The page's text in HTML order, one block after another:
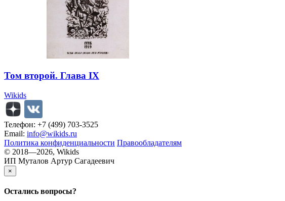
Том второй. Глава IX
Wikids
Телефон: +7 (499) 703-3525
Email: info@wikids.ru
Политика конфиденциальности Правообладателям
© 2018—2026, Wikids
ИП Муталов Артур Сагадеевич
×
Остались вопросы?